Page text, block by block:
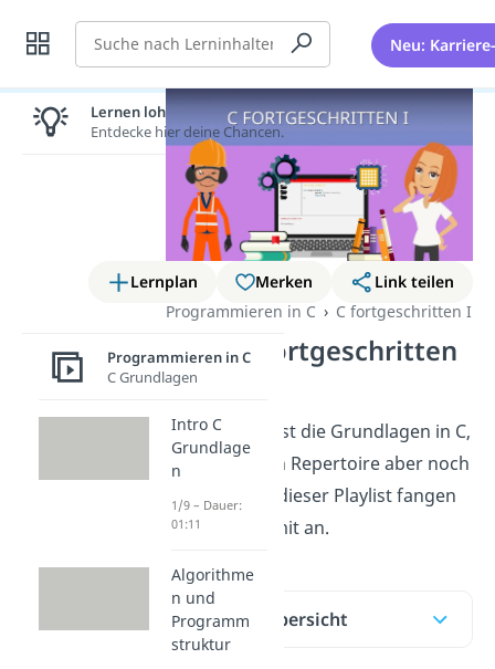
Suche Neu:
Lernplan Merken
Link teilen
Programmieren in C
C fortgeschritten I
Intro C fortgeschritten
I
Du beherrschst die Grundlagen in C,
möchtest dein Repertoire aber noch
erweitern. In dieser Playlist fangen
wir gleich damit an.
Inhaltsübersicht
Lernen lohnt sich!
Entdecke hier deine Chancen.
Programmieren in C
C Grundlagen
Intro C
Grundlage
n
1/9 – Dauer:
01:11
Algorithme
n und
Programm
struktur